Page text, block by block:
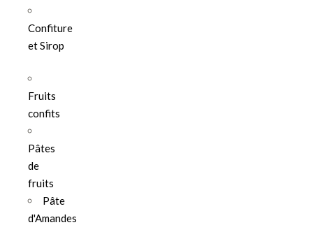
Confiture
et Sirop
Fruits
confits
Pâtes
de
fruits
Pâte
d'Amandes